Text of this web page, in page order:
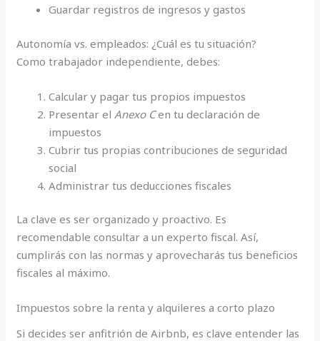
Guardar registros de ingresos y gastos
Autonomía vs. empleados: ¿Cuál es tu situación?
Como trabajador independiente, debes:
Calcular y pagar tus propios impuestos
Presentar el Anexo Cen tu declaración de
impuestos
Cubrir tus propias contribuciones de seguridad
social
Administrar tus deducciones fiscales
La clave es ser organizado y proactivo. Es
recomendable consultar a un experto fiscal. Así,
cumplirás con las normas y aprovecharás tus beneficios
fiscales al máximo.
Impuestos sobre la renta y alquileres a corto plazo
Si decides ser anfitrión de Airbnb, es clave entender las